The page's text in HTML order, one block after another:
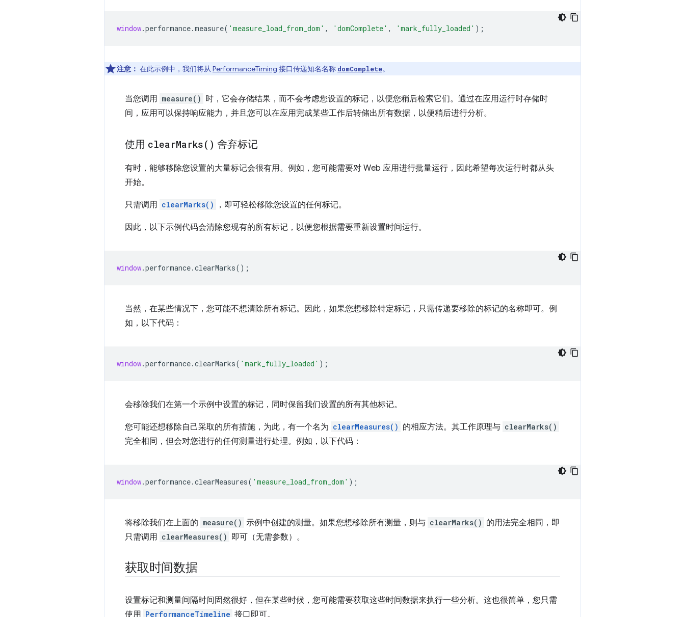
window.performance.measure( 'measure_load_from_dom' , 'domComplete' , 'mark_fully_loaded' );
注意： 在此示例中，我们将从 PerformanceTiming 接口传递知名名称 domComplete。
当您调用 measure() 时，它会存储结果，而不会考虑您设置的标记，以便您稍后检索它们。通过在应用运行时存储时
间，应用可以保持响应能力，并且您可以在应用完成某些工作后转储出所有数据，以便稍后进行分析。
使用 clearMarks( ) 舍弃标记
有时，能够移除您设置的大量标记会很有用。例如，您可能需要对 Web 应用进行批量运行，因此希望每次运行时都从头
开始。
只需调用 clearMarks() ，即可轻松移除您设置的任何标记。
因此，以下示例代码会清除您现有的所有标记，以便您根据需要重新设置时间运行。
window.performance.clearMarks();
当然，在某些情况下，您可能不想清除所有标记。因此，如果您想移除特定标记，只需传递要移除的标记的名称即可。例
如，以下代码：
window.performance.clearMarks( 'mark_fully_loaded' );
会移除我们在第一个示例中设置的标记，同时保留我们设置的所有其他标记。
您可能还想移除自己采取的所有措施，为此，有一个名为 clearMeasures() 的相应方法。其工作原理与 clearMarks()
完全相同，但会对您进行的任何测量进行处理。例如，以下代码：
window.performance.clearMeasures( 'measure_load_from_dom' );
将移除我们在上面的 measure() 示例中创建的测量。如果您想移除所有测量，则与 clearMarks() 的用法完全相同，即
只需调用 clearMeasures() 即可（无需参数）。
获取时间数据
设置标记和测量间隔时间固然很好，但在某些时候，您可能需要获取这些时间数据来执行一些分析。这也很简单，您只需
使用
PerformanceTimeline 接口即可。